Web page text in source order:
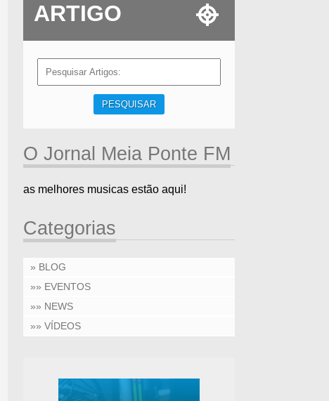
ARTIGO
PESQUISAR
O Jornal Meia Ponte FM
as melhores musicas estão aqui!
Categorias
» BLOG
»» EVENTOS
»» NEWS
»» VÍDEOS